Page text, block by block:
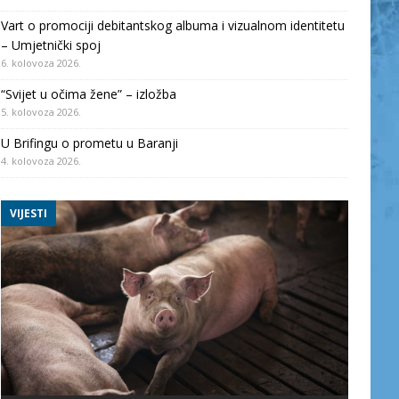
Vart o promociji debitantskog albuma i vizualnom identitetu
– Umjetnički spoj
6. kolovoza 2026.
“Svijet u očima žene” – izložba
5. kolovoza 2026.
U Brifingu o prometu u Baranji
4. kolovoza 2026.
VIJESTI